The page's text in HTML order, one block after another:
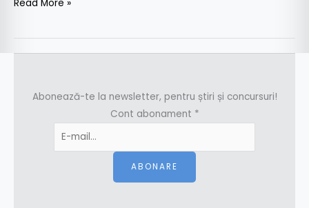
Read More »
Abonează-te la newsletter, pentru știri și concursuri!
Cont abonament *
ABONARE